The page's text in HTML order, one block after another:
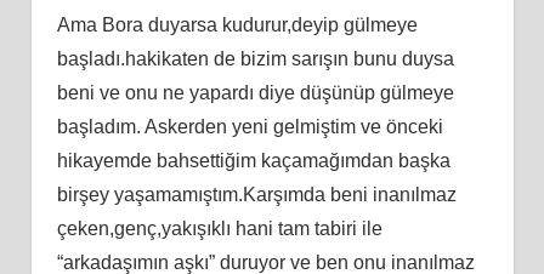
Ama Bora duyarsa kudurur,deyip gülmeye
başladı.hakikaten de bizim sarışın bunu duysa
beni ve onu ne yapardı diye düşünüp gülmeye
başladım. Askerden yeni gelmiştim ve önceki
hikayemde bahsettiğim kaçamağımdan başka
birşey yaşamamıştım.Karşımda beni inanılmaz
çeken,genç,yakışıklı hani tam tabiri ile
“arkadaşımın aşkı” duruyor ve ben onu inanılmaz